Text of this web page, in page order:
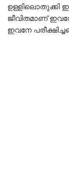
ഉള്ളിലൊതുക്കി
ജീവിതമാണ്
ഇവനേ